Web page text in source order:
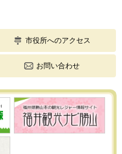
市役所へのアクセス
お問い合わせ